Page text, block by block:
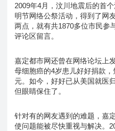
2009年4月，汶川地震后的首
明节网络公祭活动，得到了网
两点，就有共1870多位市民参
评论区留言。
嘉定都市网还曾在网络论坛上
母细胞癌的4岁患儿好好捐款
元。如今，好好已从美国就医
但眼睛保住了。
针对有的网友遇到的难题，嘉
使问题能被尽快重视与解决。